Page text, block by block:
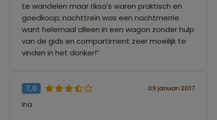
te wandelen maar riksa's waren praktisch en
goedkoop; nachttrein was een nachtmerrie
want helemaal alleen in een wagon zonder hulp
van de gids en compartiment zeer moeilijk te
vinden in het donker!”
7,0 09 januari 2017
Ina